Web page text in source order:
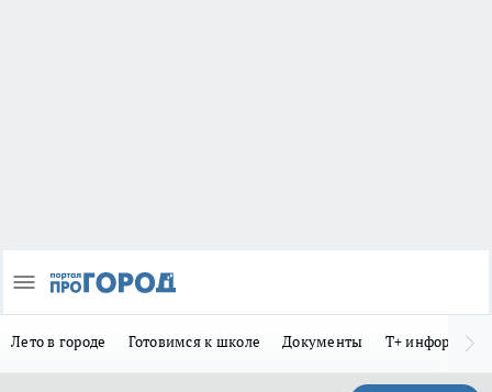
Лето в городе Готовимся к школе Документы Т+